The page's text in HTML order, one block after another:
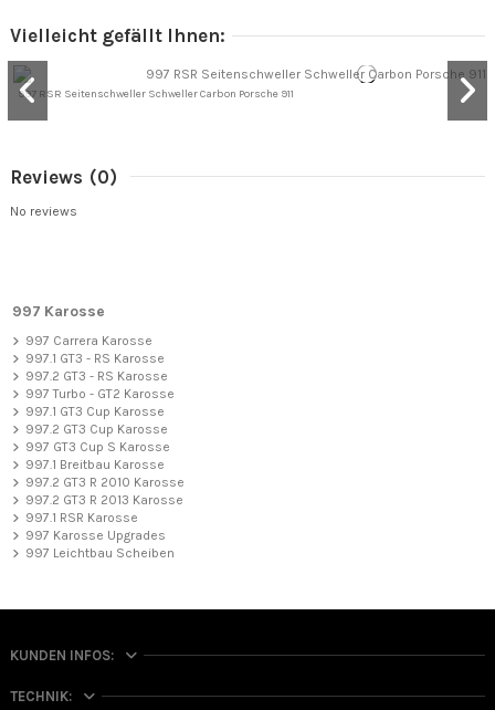
Vielleicht gefällt Ihnen:
997 RSR Seitenschweller Schweller Carbon Porsche 911
Reviews (0)
No reviews
997 Karosse
997 Carrera Karosse
997.1 GT3 - RS Karosse
997.2 GT3 - RS Karosse
997 Turbo - GT2 Karosse
997.1 GT3 Cup Karosse
997.2 GT3 Cup Karosse
997 GT3 Cup S Karosse
997.1 Breitbau Karosse
997.2 GT3 R 2010 Karosse
997.2 GT3 R 2013 Karosse
997.1 RSR Karosse
997 Karosse Upgrades
997 Leichtbau Scheiben
KUNDEN INFOS:
TECHNIK: